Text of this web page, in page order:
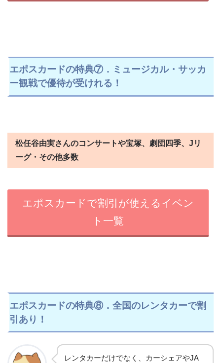
エポスカードの特典⑦．ミュージカル・サッカ
ー観戦で優待が受けれる！
松任谷由実さんのコンサートや宝塚、劇団四季、Jリ
ーグ・その他多数
エポスカードで割引が使えるイベン
ト一覧
エポスカードの特典⑧．全国のレンタカーで割
引あり！
レンタカーだけでなく、カーシェアやJA